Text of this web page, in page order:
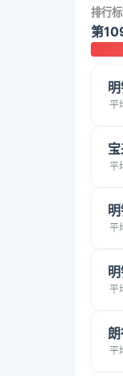
排行
第
平
平
平
平
平